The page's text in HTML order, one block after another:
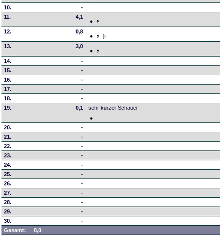
10.
-
11.
4,1
12. 0,8
13. 3,0
14.
-
15.
-
16.
-
17.
-
18.
-
19.
0,1 sehr kurzer Schauer
20.
-
21.
-
22.
-
23.
-
24.
-
25.
-
26.
-
27.
-
28.
-
29.
-
30.
-
Gesamt:
8,0